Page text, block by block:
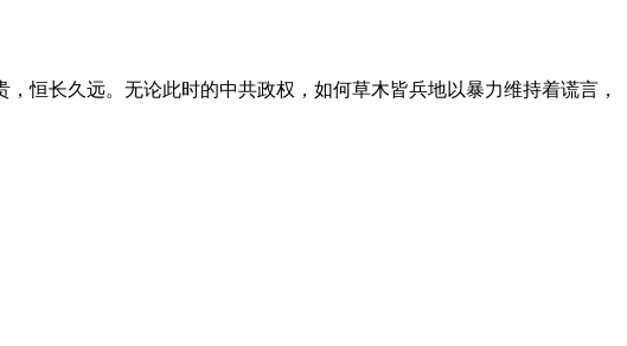
恒长久远。无论此时的中共政权，如何草木皆兵地以暴力维持着谎言，